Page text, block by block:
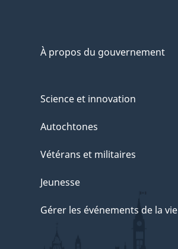
À propos du gouvernement
Science et innovation
Autochtones
Vétérans et militaires
Jeunesse
Gérer les événements de la vie